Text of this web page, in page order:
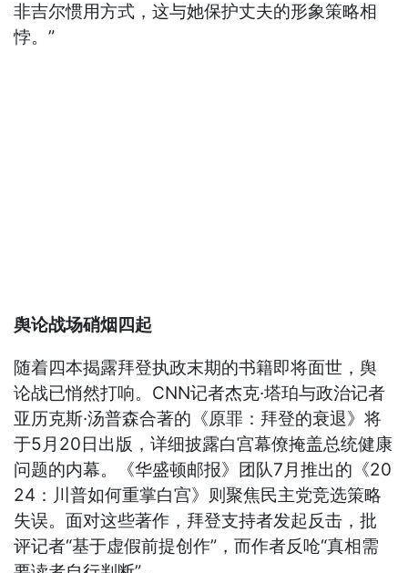
非吉尔惯用方式，这与她保护丈夫的形象策略相
悖。”
舆论战场硝烟四起
随着四本揭露拜登执政末期的书籍即将面世，舆
论战已悄然打响。CNN记者杰克·塔珀与政治记者
亚历克斯·汤普森合著的《原罪：拜登的衰退》将
于5月20日出版，详细披露白宫幕僚掩盖总统健康
问题的内幕。《华盛顿邮报》团队7月推出的《20
24：川普如何重掌白宫》则聚焦民主党竞选策略
失误。面对这些著作，拜登支持者发起反击，批
评记者“基于虚假前提创作”，而作者反呛“真相需